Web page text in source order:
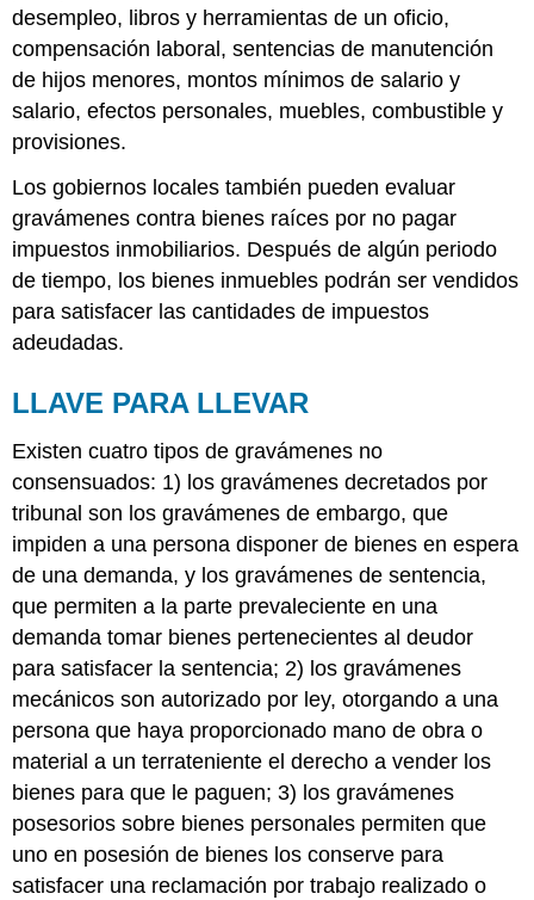
desempleo, libros y herramientas de un oficio,
compensación laboral, sentencias de manutención
de hijos menores, montos mínimos de salario y
salario, efectos personales, muebles, combustible y
provisiones.
Los gobiernos locales también pueden evaluar
gravámenes contra bienes raíces por no pagar
impuestos inmobiliarios. Después de algún periodo
de tiempo, los bienes inmuebles podrán ser vendidos
para satisfacer las cantidades de impuestos
adeudadas.
LLAVE PARA LLEVAR
Existen cuatro tipos de gravámenes no
consensuados: 1) los gravámenes decretados por
tribunal son los gravámenes de embargo, que
impiden a una persona disponer de bienes en espera
de una demanda, y los gravámenes de sentencia,
que permiten a la parte prevaleciente en una
demanda tomar bienes pertenecientes al deudor
para satisfacer la sentencia; 2) los gravámenes
mecánicos son autorizado por ley, otorgando a una
persona que haya proporcionado mano de obra o
material a un terrateniente el derecho a vender los
bienes para que le paguen; 3) los gravámenes
posesorios sobre bienes personales permiten que
uno en posesión de bienes los conserve para
satisfacer una reclamación por trabajo realizado o